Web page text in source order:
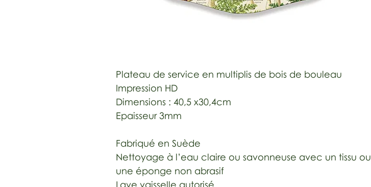
Plateau de service en multiplis de bois de bouleau
Impression HD
Dimensions : 40,5 x30,4cm
Epaisseur 3mm
Fabriqué en Suède
Nettoyage à l’eau claire ou savonneuse avec un tissu ou
une éponge non abrasif
Lave vaisselle autorisé